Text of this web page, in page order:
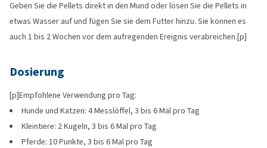
Geben Sie die Pellets direkt in den Mund oder lösen Sie die Pellets in
etwas Wasser auf und fügen Sie sie dem Futter hinzu. Sie können es
auch 1 bis 2 Wochen vor dem aufregenden Ereignis verabreichen.[p]
Dosierung
[p]Empfohlene Verwendung pro Tag:
Hunde und Katzen: 4 Messlöffel, 3 bis 6 Mal pro Tag
Kleintiere: 2 Kugeln, 3 bis 6 Mal pro Tag
Pferde: 10 Punkte, 3 bis 6 Mal pro Tag